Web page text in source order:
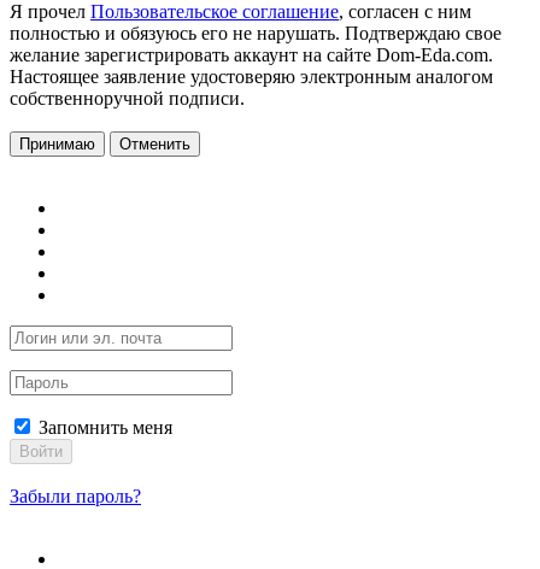
Я прочел Пользовательское соглашение, согласен с ним
полностью и обязуюсь его не нарушать. Подтверждаю свое
желание зарегистрировать аккаунт на сайте Dom-Eda.com.
Настоящее заявление удостоверяю электронным аналогом
собственноручной подписи.
Принимаю Отменить
Запомнить меня
Войти
Забыли пароль?